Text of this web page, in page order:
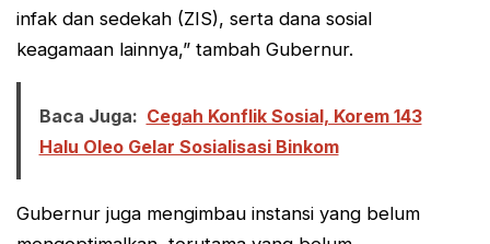
infak dan sedekah (ZIS), serta dana sosial
keagamaan lainnya,” tambah Gubernur.
Baca Juga: Cegah Konflik Sosial, Korem 143
Halu Oleo Gelar Sosialisasi Binkom
Gubernur juga mengimbau instansi yang belum